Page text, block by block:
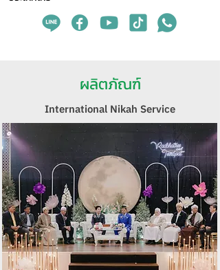
ผลิตภัณฑ์
International Nikah Service